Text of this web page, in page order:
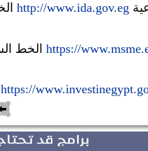
http://www.ida.gov.eg
https://
https://